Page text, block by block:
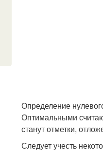
Определение
Оптимальными
станут отметки,
Следует учесть